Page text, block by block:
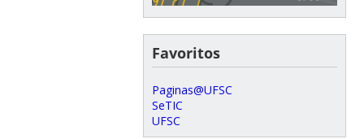
Favoritos
Paginas@UFSC
SeTIC
UFSC